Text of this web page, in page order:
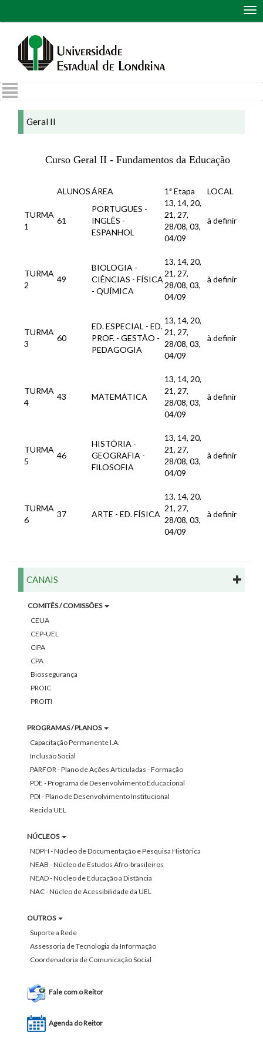
Geral II
Curso Geral II - Fundamentos da Educação
ALUNOSÁREA 1ª Etapa LOCAL
TURMA
1
61
PORTUGUES -
INGLÊS -
ESPANHOL
13, 14, 20,
21, 27,
28/08, 03,
04/09
à definir
TURMA
2
49
BIOLOGIA -
CIÊNCIAS - FÍSICA
- QUÍMICA
13, 14, 20,
21, 27,
28/08, 03,
04/09
à definir
TURMA
3
60
ED. ESPECIAL - ED.
PROF. - GESTÃO -
PEDAGOGIA
13, 14, 20,
21, 27,
28/08, 03,
04/09
à definir
TURMA
4
43 MATEMÁTICA
13, 14, 20,
21, 27,
28/08, 03,
04/09
à definir
TURMA
5
46
HISTÓRIA -
GEOGRAFIA -
FILOSOFIA
13, 14, 20,
21, 27,
28/08, 03,
04/09
à definir
TURMA
6
37 ARTE - ED. FÍSICA
13, 14, 20,
21, 27,
28/08, 03,
04/09
à definir
CANAIS
COMITÊS / COMISSÕES
CEUA
CEP-UEL
CIPA
CPA
Biossegurança
PROIC
PROITI
PROGRAMAS / PLANOS
Capacitação Permanente I.A.
Inclusão Social
PARFOR - Plano de Ações Articuladas - Formação
PDE - Programa de Desenvolvimento Educacional
PDI - Plano de Desenvolvimento Institucional
Recicla UEL
NÚCLEOS
NDPH - Núcleo de Documentação e Pesquisa Histórica
NEAB - Núcleo de Estudos Afro-brasileiros
NEAD - Núcleo de Educação a Distância
NAC - Núcleo de Acessibilidade da UEL
OUTROS
Suporte a Rede
Assessoria de Tecnologia da Informação
Coordenadoria de Comunicação Social
Fale com o Reitor
Agenda do Reitor